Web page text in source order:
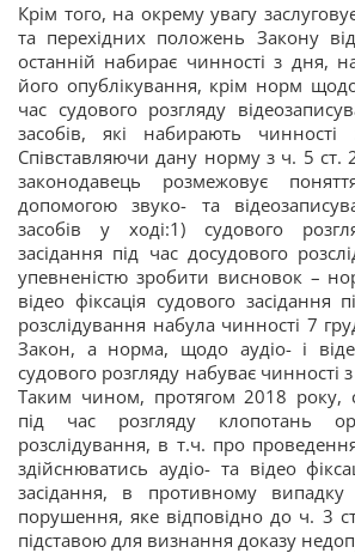
Крім того, на окрему увагу
та перехідних положень Закону
останній набирає чинності з дня,
його опублікування, крім норм
час судового розгляду
засобів, які набирають
Співставляючи дану норму з ч. 5 ст.
законодавець розмежовує
допомогою звуко- та
засобів у ході:1) судового
засідання під час досудового
упевненістю зробити висновок –
відео фіксація судового засідання
розслідування набула чинності 7
Закон, а норма, щодо аудіо- і
судового розгляду набуває чинності
Таким чином, протягом 2018 року,
під час розгляду клопотань
розслідування, в т.ч. про
здійснюватись аудіо- та відео
засідання, в противному
порушення, яке відповідно до ч. 3
підставою для визнання доказу